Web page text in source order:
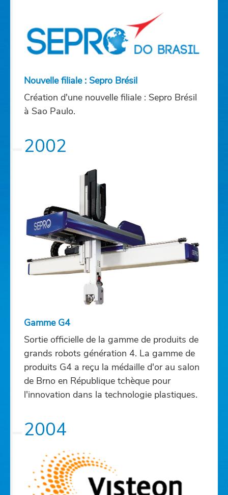
Nouvelle filiale : Sepro Brésil
Création d'une nouvelle filiale : Sepro Brésil
à Sao Paulo.
2002
Gamme G4
Sortie officielle de la gamme de produits de
grands robots génération 4. La gamme de
produits G4 a reçu la médaille d'or au salon
de Brno en République tchèque pour
l'innovation dans la technologie plastiques.
2004